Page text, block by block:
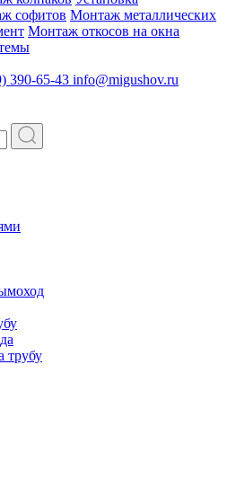
софитов Монтаж металлических
Монтаж откосов на окна
390-65-43 info@migushov.ru
трубу